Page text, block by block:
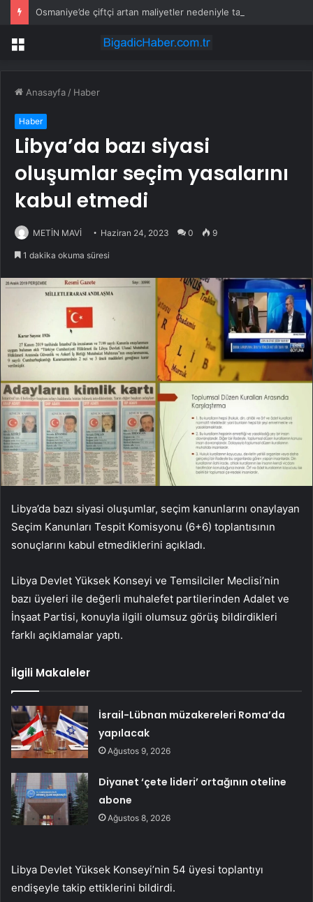
Menü
Anasayfa / Haber
Haber
Libya’da bazı siyasi
oluşumlar seçim yasalarını
kabul etmedi
METİN MAVİ Haziran 24, 2023 0 9
1 dakika okuma süresi
Libya’da bazı siyasi oluşumlar, seçim kanunlarını onaylayan
Seçim Kanunları Tespit Komisyonu (6+6) toplantısının
sonuçlarını kabul etmediklerini açıkladı.
Libya Devlet Yüksek Konseyi ve Temsilciler Meclisi’nin
bazı üyeleri ile değerli muhalefet partilerinden Adalet ve
İnşaat Partisi, konuyla ilgili olumsuz görüş bildirdikleri
farklı açıklamalar yaptı.
İlgili Makaleler
İsrail-Lübnan müzakereleri Roma’da
yapılacak
Ağustos 9, 2026
Diyanet ‘çete lideri’ ortağının oteline
abone
Ağustos 8, 2026
Libya Devlet Yüksek Konseyi’nin 54 üyesi toplantıyı
endişeyle takip ettiklerini bildirdi.